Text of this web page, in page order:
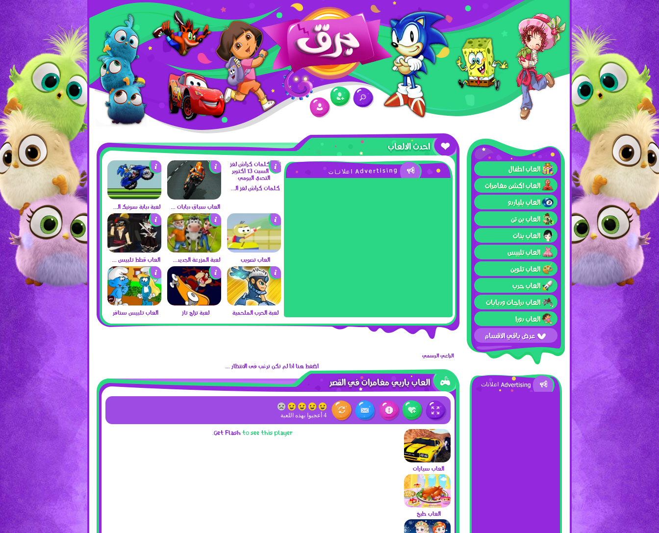
العاب اطفال
العاب اكشن مغامرات
العاب بلياردو
العاب بن تن
العاب بنات
العاب تلبيس
العاب تلوين
العاب حرب
العاب دراجات ودبابات
العاب دورا
عرض باقي الأقسام
احدث الالعاب
كلمات كراش لغز السبت 13 اكتوبر التحدي اليومي
العاب سباق دبابات 2017
لعبة دبابة سونيك الجديدة
العاب تصويب لعبة المزرعة الجديدة 2017 العاب قطط تلبيس 2017
لعبة الحرب الملحمية لعبة تزلج تاز العاب تلبيس سنافر
الراعي الرسمي
اضغط هنا اذا لم تكن ترغب فى الانتظار ...
العاب باربي مغامرات في القصر
4 أعجبوا بهذه اللعبة
Get Flashto see this player.
العاب سيارات
العاب طبخ